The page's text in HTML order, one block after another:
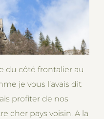
du côté frontalier au
je vous l’avais dit
profiter de nos
cher pays voisin. A la